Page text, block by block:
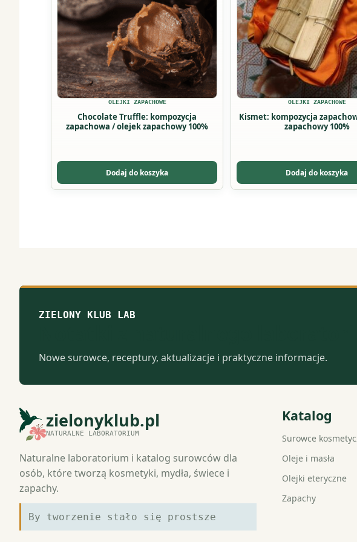
OLEJKI ZAPACHOWE
Chocolate Truffle: kompozycja
zapachowa / olejek zapachowy 100%
Dodaj do koszyka
Opcje
można
wybrać
na
stronie
produktu
OLEJKI ZAPACHOWE
Kismet: kompozycja
zapachowy 100%
Dodaj do koszyka
Opcje
można
wybrać
na
stronie
produktu
ZIELONY KLUB LAB
Nowe surowce, receptury, aktualizacje i praktyczne informacje.
zielonyklub.pl
NATURALNE LABORATORIUM
Naturalne laboratorium i katalog surowców dla
osób, które tworzą kosmetyki, mydła, świece i
zapachy.
By tworzenie stało się prostsze
Katalog
Surowce
Oleje i masła
Olejki eteryczne
Zapachy